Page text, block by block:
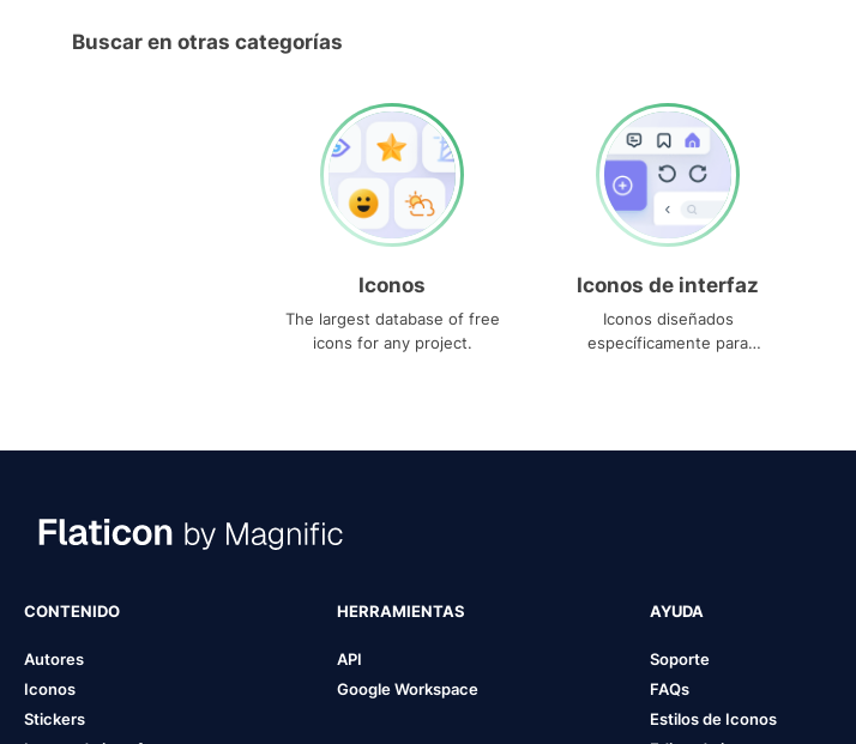
Buscar en otras categorías
Iconos
The largest database of free
icons for any project.
Iconos de interfaz
Iconos diseñados
específicamente para
CONTENIDO
Autores
Iconos
Stickers
HERRAMIENTAS
API
Google Workspace
AYUDA
Soporte
FAQs
Estilos de Iconos